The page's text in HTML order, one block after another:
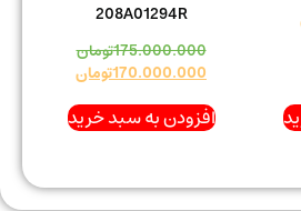
208A01294R
175.000.000تومان
170.000.000تومان
افزودن به سبد خرید